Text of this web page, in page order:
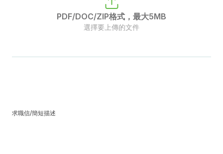
PDF/DOC/ZIP格式，最大5MB
選擇要上傳的文件
求職信/簡短描述